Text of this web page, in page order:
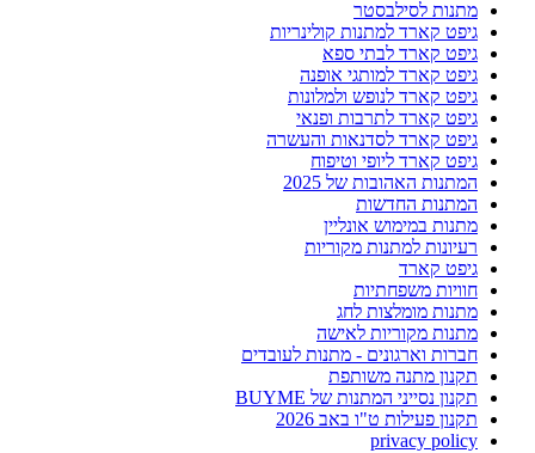
מתנות לסילבסטר
גיפט קארד למתנות קולינריות
גיפט קארד לבתי ספא
גיפט קארד למותגי אופנה
גיפט קארד לנופש ולמלונות
גיפט קארד לתרבות ופנאי
גיפט קארד לסדנאות והעשרה
גיפט קארד ליופי וטיפוח
המתנות האהובות של 2025
המתנות החדשות
מתנות במימוש אונליין
רעיונות למתנות מקוריות
גיפט קארד
חוויות משפחתיות
מתנות מומלצות לחג
מתנות מקוריות לאישה
חברות וארגונים - מתנות לעובדים
תקנון מתנה משותפת
תקנון נסייני המתנות של BUYME
תקנון פעילות ט"ו באב 2026
privacy policy